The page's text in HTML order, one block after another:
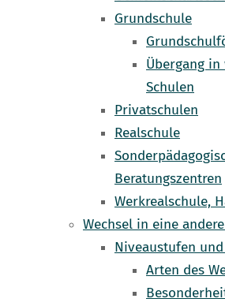
Grundschule
Übergang
Schulen
Privatschulen
Realschule
Beratungszentren
Werkrealschule,
Wechsel in eine
Niveaustufen und
Arten des